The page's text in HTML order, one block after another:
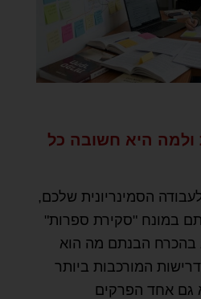
היא חשובה כל
הסמינריונית שלכם,
במונח "סקירת ספרות"
בהכרח הבנתם מה הוא
המורכבות ביותר
גם אחד הפרקים